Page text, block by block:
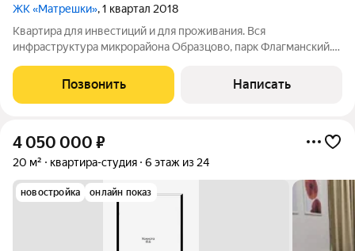
ЖК «Матрешки», 1 квартал 2018
Квартира для инвестиций и для проживания. Вся
инфраструктура микрорайона Образцово, парк Флагманский.
районе города Краснодар в локации п. Краснодарский
Площадь: 18,2 кв.м Планировка:
Позвонить Написать
4 050 000 ₽
20 м² квартира-студия 6 этаж из 24
новостройка онлайн показ